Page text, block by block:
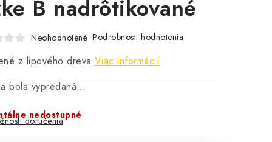
B nadrôtikované
Neohodnotené Podrobnosti hodnotenia
z lipového dreva Viac informácií
bola vypredaná…
nedostupné
doručenia